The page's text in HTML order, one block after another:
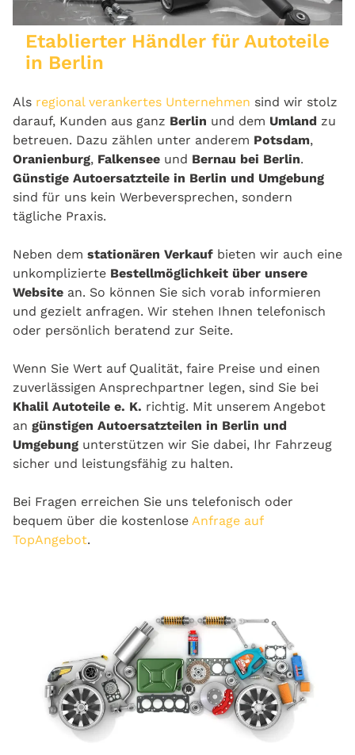
Etablierter Händler für Autoteile
in Berlin
Als regional verankertes Unternehmen sind wir stolz
darauf, Kunden aus ganz Berlin und dem Umland zu
betreuen. Dazu zählen unter anderem Potsdam,
Oranienburg, Falkensee und Bernau bei Berlin.
Günstige Autoersatzteile in Berlin und Umgebung
sind für uns kein Werbeversprechen, sondern
tägliche Praxis.
Neben dem stationären Verkauf bieten wir auch eine
unkomplizierte Bestellmöglichkeit über unsere
Website an. So können Sie sich vorab informieren
und gezielt anfragen. Wir stehen Ihnen telefonisch
oder persönlich beratend zur Seite.
Wenn Sie Wert auf Qualität, faire Preise und einen
zuverlässigen Ansprechpartner legen, sind Sie bei
Khalil Autoteile e. K. richtig. Mit unserem Angebot
an günstigen Autoersatzteilen in Berlin und
Umgebung unterstützen wir Sie dabei, Ihr Fahrzeug
sicher und leistungsfähig zu halten.
Bei Fragen erreichen Sie uns telefonisch oder
bequem über die kostenlose Anfrage auf
TopAngebot.